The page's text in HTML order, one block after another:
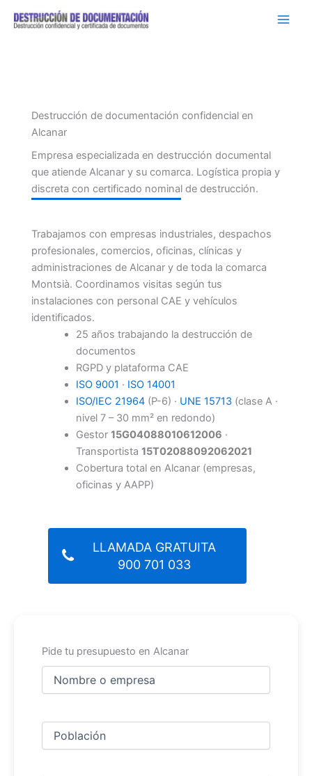
Destrucción de documentación confidencial en
Alcanar
Empresa especializada en destrucción documental
que atiende Alcanar y su comarca. Logística propia y
discreta con certificado nominal de destrucción.
Trabajamos con empresas industriales, despachos
profesionales, comercios, oficinas, clínicas y
administraciones de Alcanar y de toda la comarca
Montsià. Coordinamos visitas según tus
instalaciones con personal CAE y vehículos
identificados.
25 años trabajando la destrucción de
documentos
RGPD y plataforma CAE
ISO 9001 · ISO 14001
ISO/IEC 21964(P-6) · UNE 15713(clase A ·
nivel 7 – 30 mm² en redondo)
Gestor 15G04088010612006 ·
Transportista 15T02088092062021
Cobertura total en Alcanar (empresas,
oficinas y AAPP)
LLAMADA GRATUITA
900 701 033
Pide tu presupuesto en Alcanar
Nombre
Ciudad